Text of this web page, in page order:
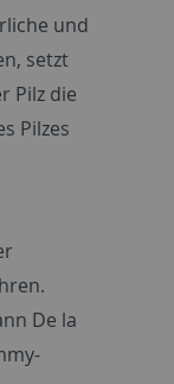
und
setzt
Pilz die
Pilzes
De la